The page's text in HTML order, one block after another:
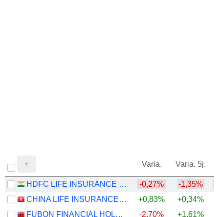
Varia. Varia. 5j.
HDFC LIFE INSURANCE COMPANY LIMITED -0,27% -1,35%
CHINA LIFE INSURANCE COMPANY LIMITED
+0,83% +0,34%
FUBON FINANCIAL HOLDING CO., LTD.
-2,70% +1,61%